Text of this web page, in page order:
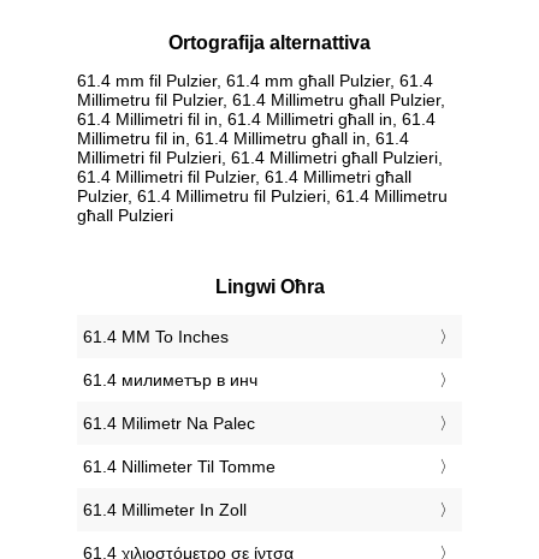
Ortografija alternattiva
61.4 mm fil Pulzier, 61.4 mm għall Pulzier, 61.4
Millimetru fil Pulzier, 61.4 Millimetru għall Pulzier,
61.4 Millimetri fil in, 61.4 Millimetri għall in, 61.4
Millimetru fil in, 61.4 Millimetru għall in, 61.4
Millimetri fil Pulzieri, 61.4 Millimetri għall Pulzieri,
61.4 Millimetri fil Pulzier, 61.4 Millimetri għall
Pulzier, 61.4 Millimetru fil Pulzieri, 61.4 Millimetru
għall Pulzieri
Lingwi Oħra
‎61.4 MM To Inches
‎61.4 милиметър в инч
‎61.4 Milimetr Na Palec
‎61.4 Nillimeter Til Tomme
‎61.4 Millimeter In Zoll
‎61.4 χιλιοστόμετρο σε ίντσα